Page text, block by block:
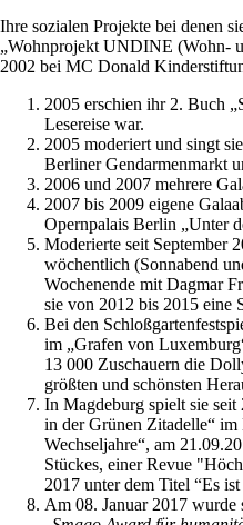
Ihre sozialen Projekte bei denen
„Wohnprojekt UNDINE (Wohn-
2002 bei MC Donald
2005 erschien ihr 2. Buch
Lesereise war.
2005 moderiert und singt
Berliner Gendarmenmarkt
2006 und 2007 mehrere
2007 bis 2009 eigene
Opernpalais Berlin „Unter
Moderierte seit September
wöchentlich (Sonnabend
Wochenende mit Dagmar
sie von 2012 bis 2015 eine
Bei den
im „Grafen von
13 000 Zuschauern die
größten und schönsten
In Magdeburg spielt sie
in der Grünen Zitadelle“
Wechseljahre“, am
Stückes, einer Revue
2017 unter dem Titel “Es
Am 08. Januar 2017